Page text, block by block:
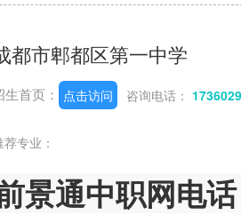
都市郫都区第一中学
生首页： 点击访问 咨询电话：
荐专业：
景通中职网电